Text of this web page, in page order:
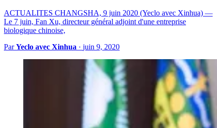
ACTUALITES CHANGSHA, 9 juin 2020 (Yeclo avec Xinhua) —
Le 7 juin, Fan Xu, directeur général adjoint d'une entreprise
biologique chinoise,
ParYeclo avec Xinhua · juin 9, 2020